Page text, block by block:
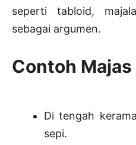
seperti tabloid,
sebagai argumen.
Contoh
Di tengah
sepi.